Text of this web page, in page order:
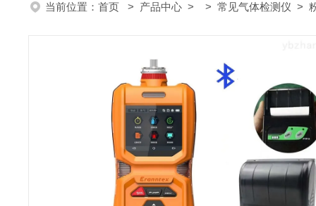
当前位置： 首页 > 产品中心 > > 常见气体检测仪 >